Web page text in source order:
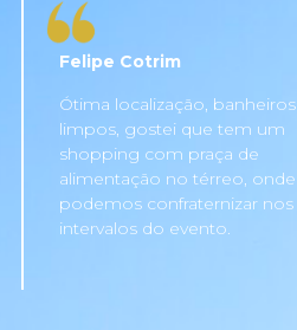
Ótima localização, banheiros
limpos, gostei que tem um
shopping com praça de
alimentação no térreo, onde
podemos confraternizar nos
intervalos do evento.
Felipe Cotrim